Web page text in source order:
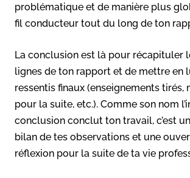
problématique et de manière plus
fil conducteur tout du long de ton
La conclusion est là pour récapituler
lignes de ton rapport et de mettre en
ressentis finaux (enseignements tirés,
pour la suite, etc.). Comme son nom
conclusion conclut ton travail, c’est
bilan de tes observations et une
réflexion pour la suite de ta vie